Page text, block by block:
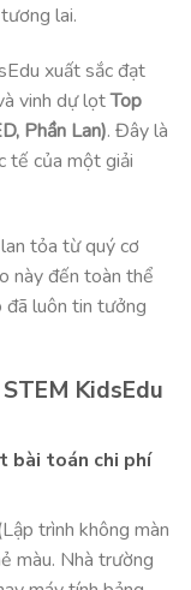
lai.
xuất sắc đạt
vinh dự lọtTop
Phần Lan). Đây là
tế của một giải
tỏa từ quý cơ
này đến toàn thể
đã luôn tin tưởng
KidsEdu
bài toán chi phí
trình không màn
màu. Nhà trường